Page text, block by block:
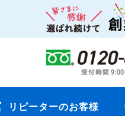
リピーターのお客様